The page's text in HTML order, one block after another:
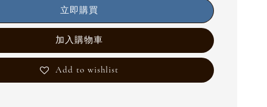
立即購買
加入購物車
Add to wishlist